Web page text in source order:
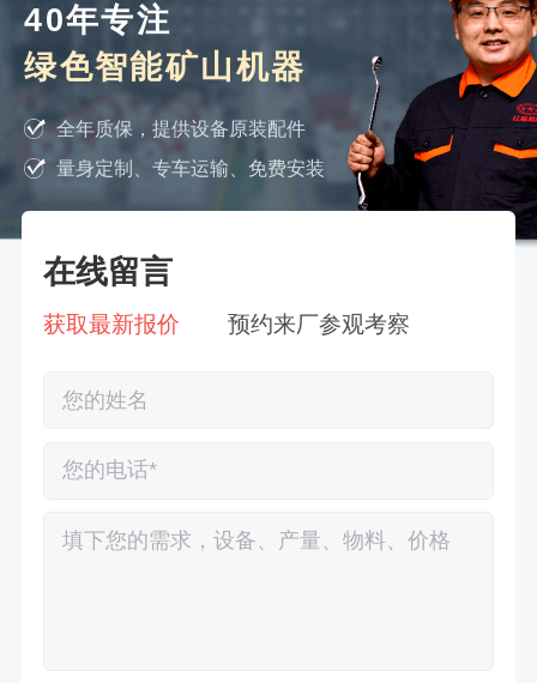
40年专注
绿色智能矿山机器
全年质保，提供设备原装配件
量身定制、专车运输、免费安装
在线留言
获取最新报价 预约来厂参观考察